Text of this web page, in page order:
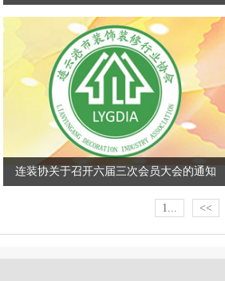
连装协关于召开六届三次会员大会的通知
1... <<